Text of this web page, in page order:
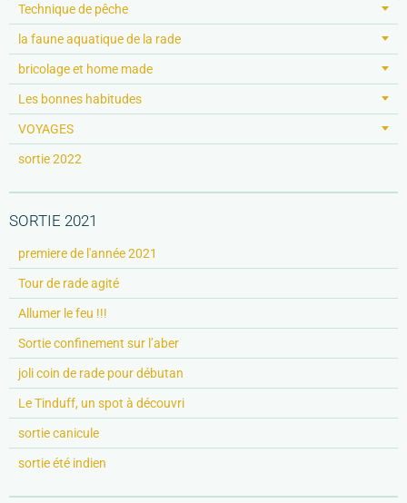
Technique de pêche
la faune aquatique de la rade
bricolage et home made
Les bonnes habitudes
VOYAGES
sortie 2022
SORTIE 2021
premiere de l'année 2021
Tour de rade agité
Allumer le feu !!!
Sortie confinement sur l’aber
joli coin de rade pour débutan
Le Tinduff, un spot à découvri
sortie canicule
sortie été indien